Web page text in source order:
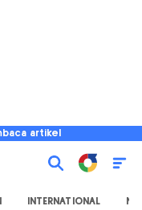
artikel
INTERNATIONAL